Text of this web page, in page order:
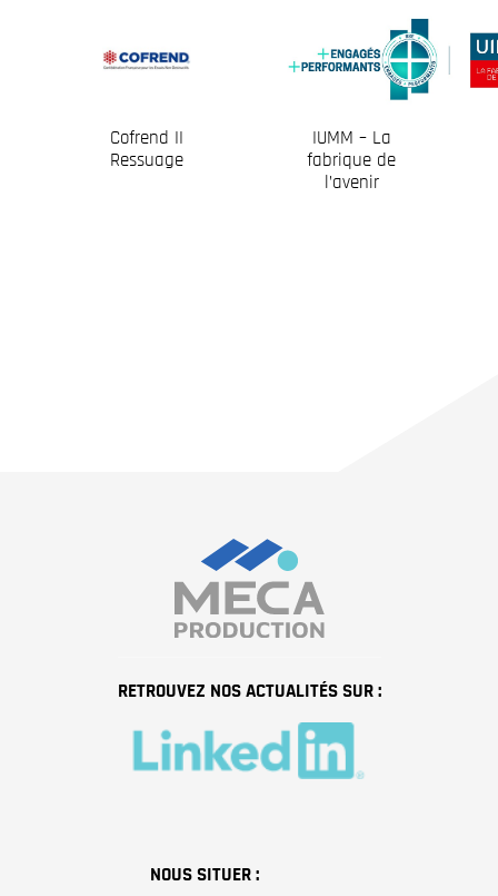
Cofrend II
Ressuage
IUMM – La
fabrique de
l’avenir
RETROUVEZ NOS ACTUALITÉS SUR :
NOUS SITUER :